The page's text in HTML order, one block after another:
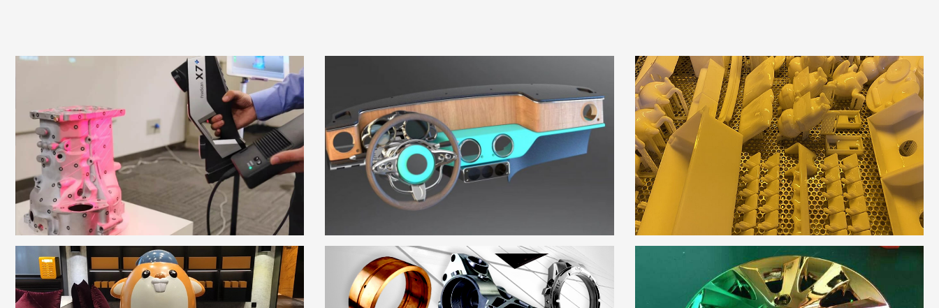
3D扫描
高效、精确获取实物模型的外部轮廓数据，建立数字
化三维模型
玻璃钢雕塑定制
逆向建模设计
通过三维点云数据的参数化建模设计，用于现有产品
的快速创新再创作。
了解更多
CNC数控加工
3D打印加工
三维数据模型的快速成型实体化，缩短产品研发周
期，降低模型制作成本。
了解更多
纳米喷镀